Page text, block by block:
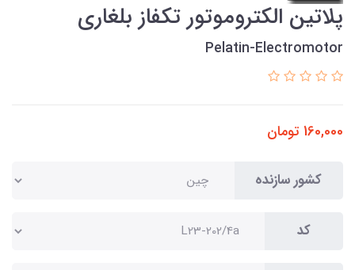
پلاتین الکتروموتور تکفاز بلغاری
Pelatin-Electromotor
160,000 تومان
کشور سازنده
کد